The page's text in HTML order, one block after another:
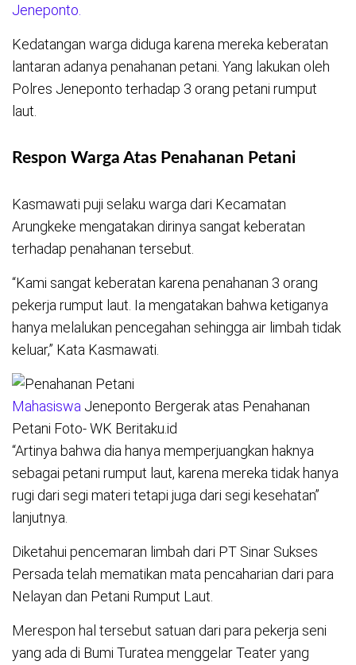
Jeneponto.
Kedatangan warga diduga karena mereka keberatan
lantaran adanya penahanan petani. Yang lakukan oleh
Polres Jeneponto terhadap 3 orang petani rumput
laut.
Respon Warga Atas Penahanan Petani
Kasmawati puji selaku warga dari Kecamatan
Arungkeke mengatakan dirinya sangat keberatan
terhadap penahanan tersebut.
“Kami sangat keberatan karena penahanan 3 orang
pekerja rumput laut. Ia mengatakan bahwa ketiganya
hanya melalukan pencegahan sehingga air limbah tidak
keluar,” Kata Kasmawati.
Mahasiswa Jeneponto Bergerak atas Penahanan
Petani Foto- WK Beritaku.id
“Artinya bahwa dia hanya memperjuangkan haknya
sebagai petani rumput laut, karena mereka tidak hanya
rugi dari segi materi tetapi juga dari segi kesehatan”
lanjutnya.
Diketahui pencemaran limbah dari PT Sinar Sukses
Persada telah mematikan mata pencaharian dari para
Nelayan dan Petani Rumput Laut.
Merespon hal tersebut satuan dari para pekerja seni
yang ada di Bumi Turatea menggelar Teater yang